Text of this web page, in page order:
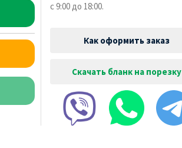
с 9:00 до 18:00.
Как оформить заказ
Скачать бланк на порезку